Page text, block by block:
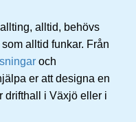
alltid, behövs
alltid funkar. Från
och
er att designa en
drifthall i Växjö eller i